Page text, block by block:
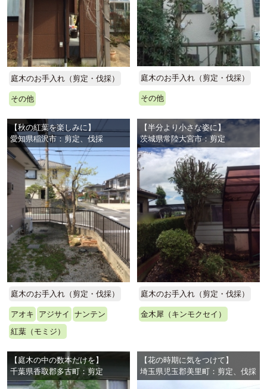
庭木のお手入れ（剪定・伐採）
その他
庭木のお手入れ（剪定・伐採）
その他
【秋の紅葉を楽しみに】
愛知県稲沢市：剪定、伐採
庭木のお手入れ（剪定・伐採）
アオキ アジサイ
ナンテン
紅葉（モミジ）
【半分より小さな姿に】
茨城県常陸大宮市：剪定
庭木のお手入れ（剪定・伐採）
金木犀（キンモクセイ）
【庭木の中の数本だけを】
千葉県香取郡多古町：剪定
【花の時期に気をつけて】
埼玉県児玉郡美里町：剪定、伐採